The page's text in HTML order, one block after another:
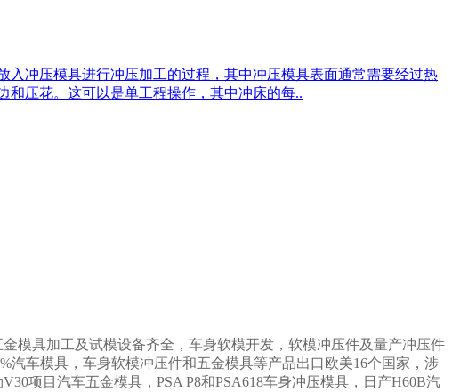
冲压模具进行冲压加工的过程，其中冲压模具表面通常需要经过热
和压花。这可以是单工程操作，其中冲床的每..
模具加工及试模设备齐全，车身软模开发，软模冲压件及量产冲压件
车模具，车身软模冲压件和五金模具等产品出口欧美16个国家，涉
项目汽车五金模具，PSA P8和PSA618车身冲压模具，日产H60B汽